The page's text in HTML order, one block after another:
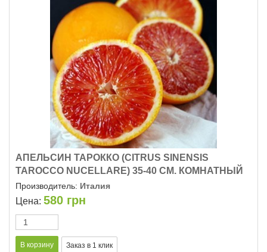
АПЕЛЬСИН ТАРОККО (CITRUS SINENSIS
TAROCCO NUCELLARE) 35-40 СМ. КОМНАТНЫЙ
Производитель: Италия
Цена: 580 грн